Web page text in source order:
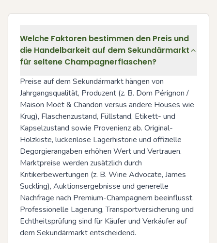
Welche Faktoren bestimmen den Preis und
die Handelbarkeit auf dem Sekundärmarkt
für seltene Champagnerflaschen?
Preise auf dem Sekundärmarkt hängen von
Jahrgangsqualität, Produzent (z. B. Dom Pérignon /
Maison Moët & Chandon versus andere Houses wie
Krug), Flaschenzustand, Füllstand, Etikett- und
Kapselzustand sowie Provenienz ab. Original-
Holzkiste, lückenlose Lagerhistorie und offizielle
Degorgierangaben erhöhen Wert und Vertrauen.
Marktpreise werden zusätzlich durch
Kritikerbewertungen (z. B. Wine Advocate, James
Suckling), Auktionsergebnisse und generelle
Nachfrage nach Premium-Champagnern beeinflusst.
Professionelle Lagerung, Transportversicherung und
Echtheitsprüfung sind für Käufer und Verkäufer auf
dem Sekundärmarkt entscheidend.